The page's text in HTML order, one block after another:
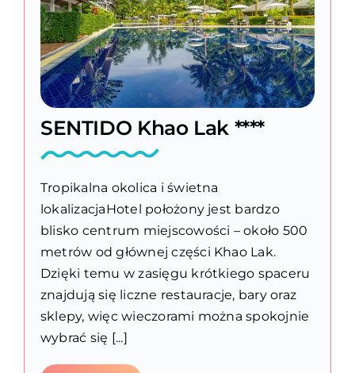
SENTIDO Khao Lak ****
Tropikalna okolica i świetna
lokalizacjaHotel położony jest bardzo
blisko centrum miejscowości – około 500
metrów od głównej części Khao Lak.
Dzięki temu w zasięgu krótkiego spaceru
znajdują się liczne restauracje, bary oraz
sklepy, więc wieczorami można spokojnie
wybrać się [...]